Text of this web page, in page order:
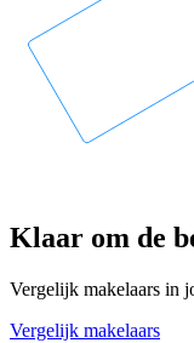
Klaar om de
Vergelijk makelaars in
Vergelijk makelaars